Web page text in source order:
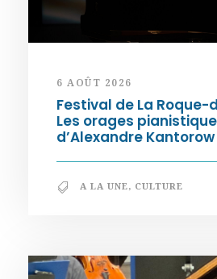
6 AOÛT 2026
Festival de La Roque-
Les orages
d’Alexandre Kantorow
A LA UNE, CULTURE